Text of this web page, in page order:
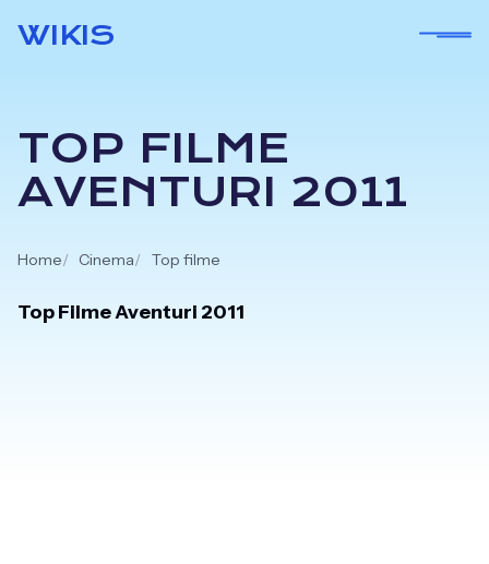
WIKIS
TOP FILME
AVENTURI 2011
Home Cinema Top filme
Top Filme Aventuri 2011